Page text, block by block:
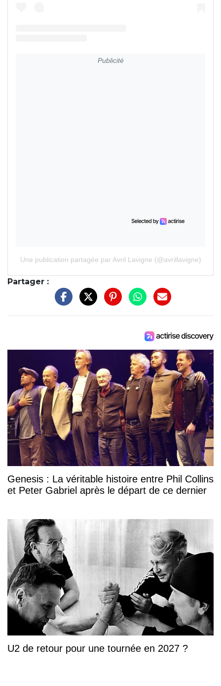
Publicité
Une publication partagée par Avril Lavigne (@avrillavigne)
Partager :
Genesis : La véritable histoire entre Phil Collins
et Peter Gabriel après le départ de ce dernier
U2 de retour pour une tournée en 2027 ?